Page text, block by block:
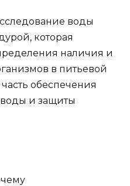
воды
которая
наличия и
в питьевой
обеспечения
воды и защиты